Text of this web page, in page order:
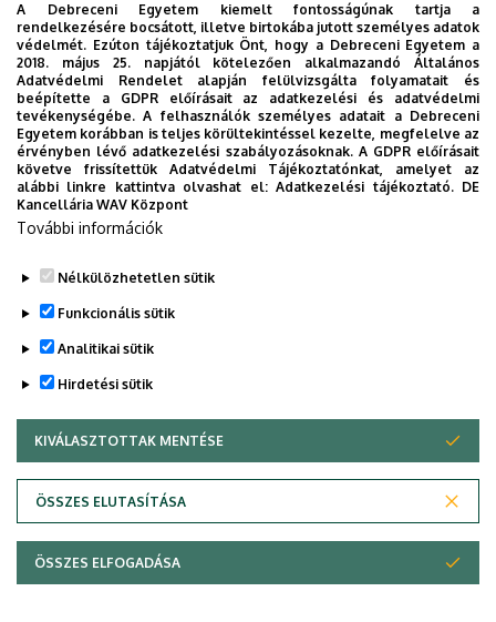
Gyenge termékenységű talajon is termeszthető, kiválóan
alkalmazkodó, jó télálló, nagy zöldtermést adó, nagy
Legutóbbi frissítés: 2023. 02. 16. 12:24
Adatvédelem
Copyright © 2026 Unideb
A Debreceni Egyetem kiemelt fontosságúnak tartja a
rendelkezésére bocsátott, illetve birtokába jutott személyes adatok
védelmét. Ezúton tájékoztatjuk Önt, hogy a Debreceni Egyetem a
2018. május 25. napjától kötelezően alkalmazandó Általános
Adatvédelmi Rendelet alapján felülvizsgálta folyamatait és
beépítette a GDPR előírásait az adatkezelési és adatvédelmi
tevékenységébe. A felhasználók személyes adatait a Debreceni
Egyetem korábban is teljes körültekintéssel kezelte, megfelelve az
érvényben lévő adatkezelési szabályozásoknak. A GDPR előírásait
követve frissítettük Adatvédelmi Tájékoztatónkat, amelyet az
alábbi linkre kattintva olvashat el:Adatkezelési tájékoztató. DE
Kancellária WAV Központ
További információk
Nélkülözhetetlen sütik
Funkcionális sütik
Analitikai sütik
Hirdetési sütik
KIVÁLASZTOTTAK MENTÉSE
ÖSSZES ELUTASÍTÁSA
WITHDRAW CONSENT
ÖSSZES ELFOGADÁSA